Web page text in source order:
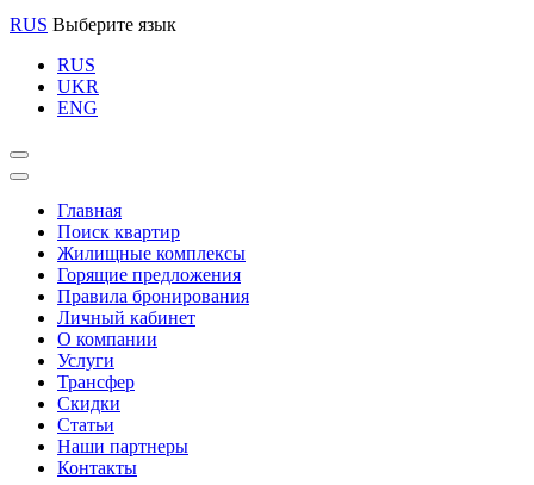
RUS Выберите язык
RUS
UKR
ENG
Главная
Поиск квартир
Жилищные комплексы
Горящие предложения
Правила бронирования
Личный кабинет
О компании
Услуги
Трансфер
Скидки
Статьи
Наши партнеры
Контакты